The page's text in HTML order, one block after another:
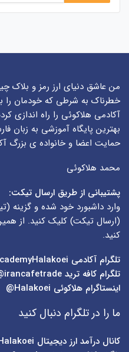
من عاشق دنیای ارز رمز و بلاک
خطرناک به شرطی که خودمان را
آکادمی هلاکوئی را راه اندازی
بهترین پایگاه آموزشی به زبان
حمایت اعضا و خانواده ی بزرگ
محمد هلاکوئی
پشتیبانی از طریق ارسال تیکت:
وارد داشبورد خود شده و گزینه (
(ارسال تیکت) کلیک کنید. از
کنید.
تلگرام آکادمی
تلگرام کافه ترید irancafetrade@
اینستاگرام هلاکوئی Halakoei@
ما را در تلگرام دنبال کنید
کانال درآمد ارز دیجیتال